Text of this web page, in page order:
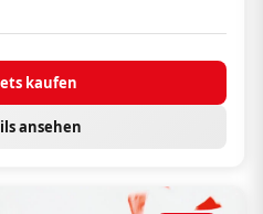
kaufen
ansehen